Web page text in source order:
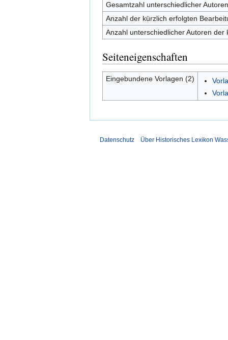
Gesamtzahl unterschiedlicher Autoren
Anzahl der kürzlich erfolgten
Anzahl unterschiedlicher Autoren
Seiteneigenschaften
Eingebundene Vorlagen (2)
Datenschutz Über Historisches Lexikon